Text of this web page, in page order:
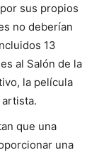
sus propios
no deberían
13
al Salón de la
la película
que una
una